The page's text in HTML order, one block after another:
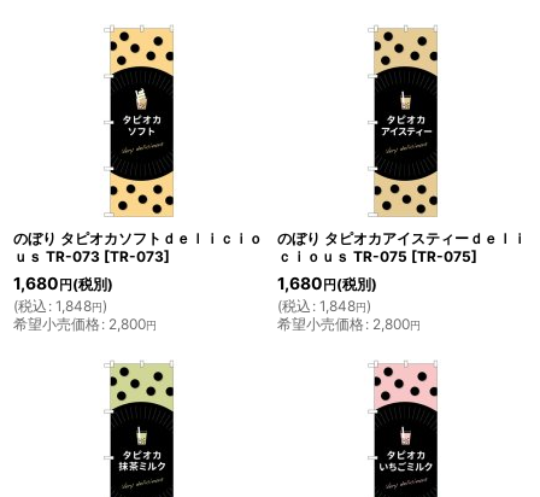
のぼり タピオカソフトｄｅｌｉｃｉｏ
ｕｓ TR-073 [TR-073]
1,680 円 (税別)
(税込 : 1,848円)
希望小売価格: 2,800円
のぼり タピオカアイスティーｄｅｌｉ
ｃｉｏｕｓ TR-075 [TR-075]
1,680 円 (税別)
(税込 : 1,848円)
希望小売価格: 2,800円